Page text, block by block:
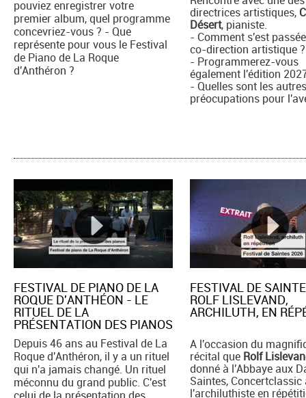
pouviez enregistrer votre
premier album, quel programme
concevriez-vous ? - Que
représente pour vous le Festival
de Piano de La Roque
d'Anthéron ?
directrices artistiques,
Désert, pianiste.
- Comment s'est
co-direction artistique ?
- Programmerez-vous
également l'édition
- Quelles sont les
préocupations pour
FESTIVAL DE PIANO DE LA
ROQUE D'ANTHÉON - LE
RITUEL DE LA
PRÉSENTATION DES PIANOS
Depuis 46 ans au Festival de La
Roque d'Anthéron, il y a un rituel
qui n'a jamais changé. Un rituel
méconnu du grand public. C'est
FESTIVAL DE
ROLF LISLEVAND,
ARCHILUTH, EN
A l'occasion du
récital que Rolf
donné à l'Abbaye aux
Saintes,
l'archiluthiste en